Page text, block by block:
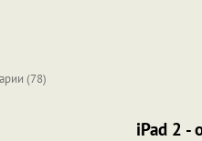
(78)
iPad 2 -